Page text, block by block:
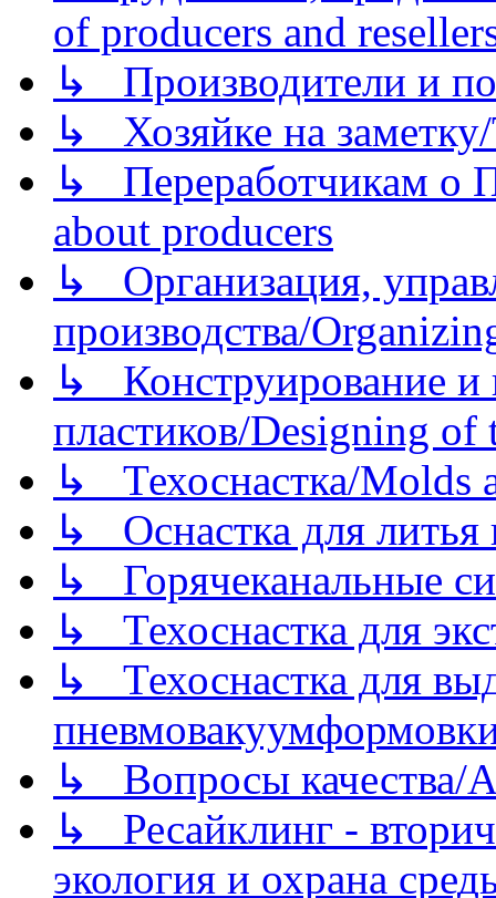
of producers and
↳ Производители и
↳ Хозяйке на
↳ Переработчикам о
about producers
↳ Организация,
производства/
↳ Конструирование и
пластиков/Designing of
↳ Техоснастка/Molds
↳ Оснастка для литья
↳ Горячеканальные
↳ Техоснастка для
↳ Техоснастка для
↳ Вопросы качества/
↳ Ресайклинг -
экология и охрана